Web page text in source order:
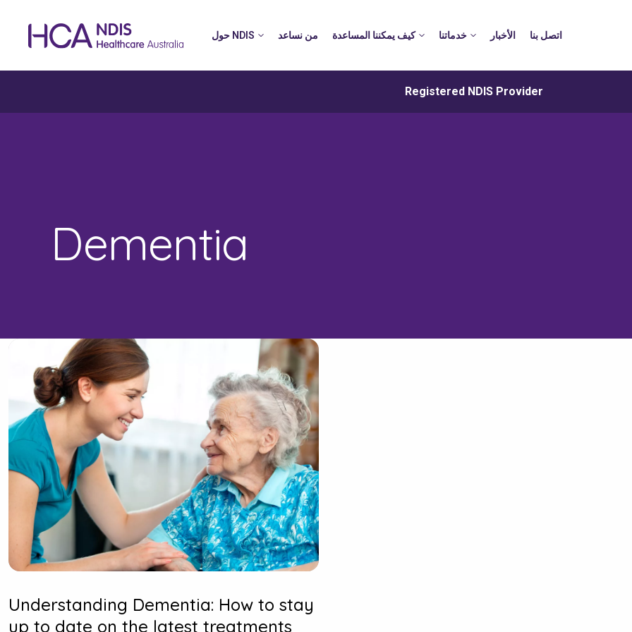
Registered NDIS Provider
حول NDIS من نساعد كيف يمكننا المساعدة خدماتنا الأخبار اتصل بنا
Dementia
Understanding Dementia: How to stay
up to date on the latest treatments